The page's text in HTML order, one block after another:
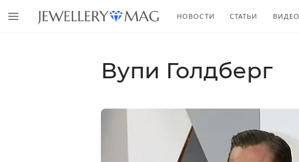
НОВОСТИ СТАТЬИ ВИДЕО
Вупи Голдберг